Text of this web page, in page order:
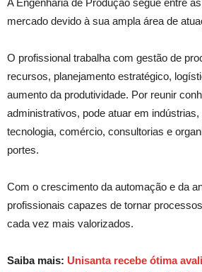
A Engenharia de Produção segue entre
mercado devido à sua ampla área de
O profissional trabalha com gestão de
recursos, planejamento estratégico,
aumento da produtividade. Por reunir
administrativos, pode atuar em
tecnologia, comércio, consultorias e
portes.
Com o crescimento da automação e da
profissionais capazes de tornar
cada vez mais valorizados.
Saiba mais: Unisanta recebe ótima